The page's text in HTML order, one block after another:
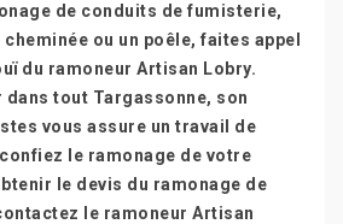
de conduits de fumisterie,
ou un poêle, faites appel
du ramoneur Artisan Lobry.
dans tout Targassonne, son
vous assure un travail de
le ramonage de votre
le devis du ramonage de
le ramoneur Artisan